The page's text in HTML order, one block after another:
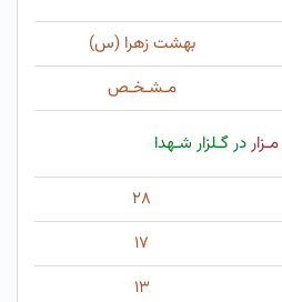
بهشت زهرا (س)
مـشـخـص
مـزاردر گـلزار شـهدا
۲۸
۱۷
۱۳